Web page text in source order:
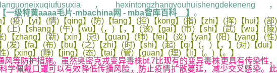
，hexintongzhangyouhuishengdekeneng，
【一级特黄aaaa毛片-mbachina网 - mba智库百科__】 。
)【yi】(情)【qing】(防)【fang】(控)【kong】(指)【zhi】(挥)【hui】(部)
(上)【shang】(午)【wu】(，)【，】(该)【gai】(市)【shi】(武)【wu】(陵)
【zhang】(新)【xin】(冠)【guan】(肺)【fei】(炎)【yan】(阳)【yang】(性)
发)【fa】(布)【bu】(之)【zhi】(时)【shi】(起)【qi】(，)【，】(对)【dui】
【xing】(静)【jing】(态)【tai】(管)【guan】(理)【li】(。)【。】
防护措施。虽然奥密克戎变异毒株bf.7比现有的变异毒株更具有传染性，
佩戴口罩可以有效降低传播风险，防止疫情扩散蔓延，减少交叉感染。此